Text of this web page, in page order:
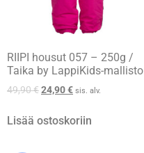
RIIPI housut 057 – 250g /
Taika by LappiKids-mallisto
49,90€24,90€ sis. alv.
Lisää ostoskoriin